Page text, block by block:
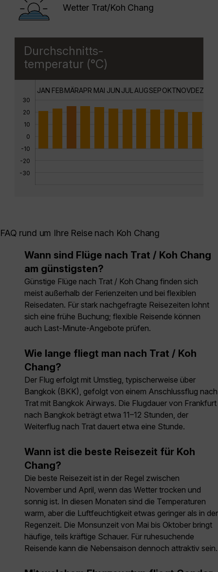
Wetter Trat/Koh Chang
Durchschnitts-
temperatur (°C)
30
20
10
0
-10
-20
-30
JAN FEBMÄRAPR MAI JUN JUL AUGSEPOKTNOVDEZ
FAQ rund um Ihre Reise nach Koh Chang
Wann sind Flüge nach Trat / Koh Chang
am günstigsten?
Günstige Flüge nach Trat / Koh Chang finden sich
meist außerhalb der Ferienzeiten und bei flexiblen
Reisedaten. Für stark nachgefragte Reisezeiten lohnt
sich eine frühe Buchung; flexible Reisende können
auch Last-Minute-Angebote prüfen.
Wie lange fliegt man nach Trat / Koh
Chang?
Der Flug erfolgt mit Umstieg, typischerweise über
Bangkok (BKK), gefolgt von einem Anschlussflug nach
Trat mit Bangkok Airways. Die Flugdauer von Frankfurt
nach Bangkok beträgt etwa 11–12 Stunden, der
Weiterflug nach Trat dauert etwa eine Stunde.
Wann ist die beste Reisezeit für Koh
Chang?
Die beste Reisezeit ist in der Regel zwischen
November und April, wenn das Wetter trocken und
sonnig ist. In diesen Monaten sind die Temperaturen
warm, aber die Luftfeuchtigkeit etwas geringer als in der
Regenzeit. Die Monsunzeit von Mai bis Oktober bringt
häufige, teils kräftige Schauer. Für ruhesuchende
Reisende kann die Nebensaison dennoch attraktiv sein.